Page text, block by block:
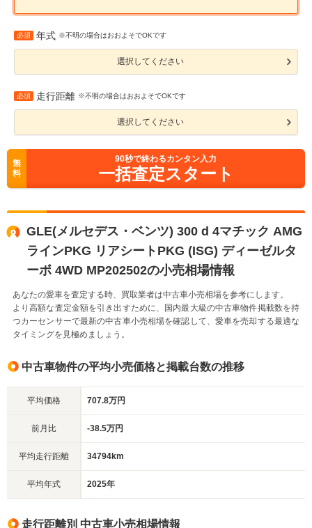
必須 年式 ※不明の場合はおおよそでOKです
選択してください
必須 走行距離 ※不明の場合はおおよそでOKです
選択してください
無
料
90秒で終わるカンタン入力
一括査定スタート
GLE(メルセデス・ベンツ) 300 d 4マチック AMG
ラインPKG リアシートPKG (ISG) ディーゼルタ
ーボ 4WD MP202502の小売相場情報
あなたの愛車を査定する時、買取業者は中古車小売相場を参考にします。
より高額な査定金額を引き出すために、国内最大級の中古車物件掲載数を持
つカーセンサーで最新の中古車小売相場を確認して、愛車を売却する最適な
タイミングを見極めましょう。
中古車物件の平均小売価格と掲載台数の推移
平均価格 707.8万円
前月比 -38.5万円
平均走行距離 34794km
平均年式 2025年
走行距離別 中古車小売相場情報